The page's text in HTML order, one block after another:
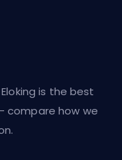
is the best
compare how we